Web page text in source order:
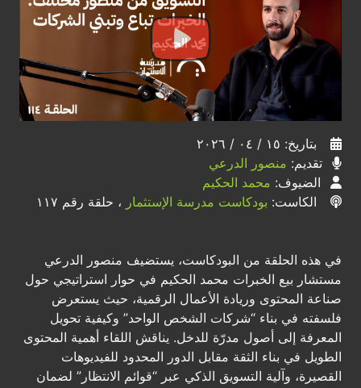
بتاريخ: ١٥ / ٠٤ / ٢٠٢٦
تقديم: منصور الدرعي
الضيوف: محمد الحكيم
الكاست: بودكاست مدرسة الإستثمار ، حلقة رقم ١١٧
في هذه الحلقة من البودكاست، يستضيف منصور الدرعي
مستشار بيع الخبرات محمد الحكيم في حوار استراتيجي حول
صناعة المحتوى وريادة الأعمال الرقمية، حيث يستعرض
فلسفته في بناء “شركات الشخص الواحد” وكيفية تحويل
المعرفة إلى أصول مدرّة للدخل. يناقش اللقاء أهمية المحتوى
الطويل في بناء الثقة مقابل الدور المحدود للفيديوهات
القصيرة، وآلية التسويق الذكي عبر “قوائم الانتظار” لضمان